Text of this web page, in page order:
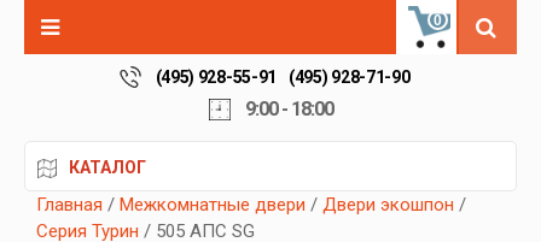
0
(495) 928-55-91 (495) 928-71-90
9:00 - 18:00
КАТАЛОГ
Главная / Межкомнатные двери / Двери экошпон /
Серия Турин / 505 АПС SG